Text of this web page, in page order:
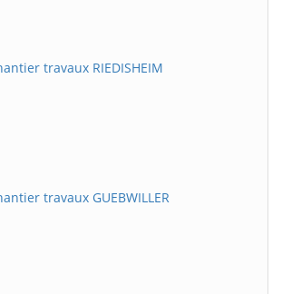
travaux RIEDISHEIM
travaux GUEBWILLER